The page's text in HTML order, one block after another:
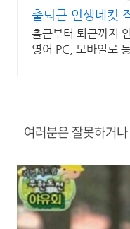
출퇴근 인생네컷
스마트폰 동영상
출근부터 퇴근까지
영어 PC, 모바일로
여러분은 잘못하거